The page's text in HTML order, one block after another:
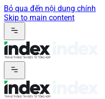
Bỏ qua đến nội dung chính
Skip to main content